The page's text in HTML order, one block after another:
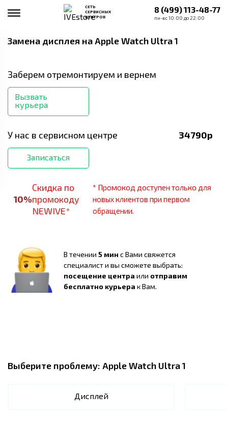
СЕТЬ
СЕРВИСНЫХ
ЦЕНТРОВ
8 (499) 113-48-77
пн-вс 10:00 до 22:00
Замена дисплея на Apple Watch Ultra 1
Заберем отремонтируем и вернем
Вызвать
курьера
У нас в сервисном центре 34790р
Записаться
10%
Скидка по
промокоду
NEWIVE*
* Промокод доступен только для
новых клиентов при первом
обращении.
В течении 5 мин с Вами свяжется
специалист и вы сможете выбрать:
посещение центра или отправим
бесплатно курьера к Вам.
Выберите проблему: Apple Watch Ultra 1
Дисплей